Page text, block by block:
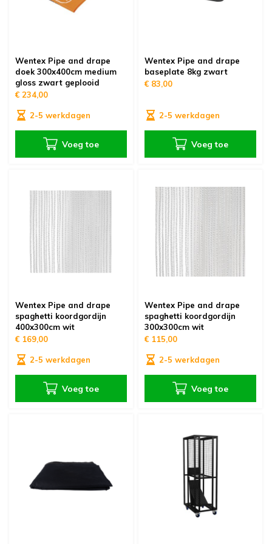
Wentex Pipe and drape
doek 300x400cm medium
gloss zwart geplooid
€ 234,00
2-5 werkdagen
Voeg toe
Wentex Pipe and drape
baseplate 8kg zwart
€ 83,00
2-5 werkdagen
Voeg toe
Wentex Pipe and drape
spaghetti koordgordijn
400x300cm wit
€ 169,00
2-5 werkdagen
Voeg toe
Wentex Pipe and drape
spaghetti koordgordijn
300x300cm wit
€ 115,00
2-5 werkdagen
Voeg toe